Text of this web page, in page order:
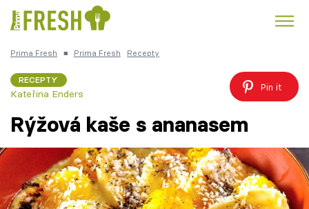
Česká kuchyně
Témata
Prima Fresh ■ Prima Fresh Recepty
RECEPTY
Kateřina Enders
Pin it
Rýžová kaše s ananasem